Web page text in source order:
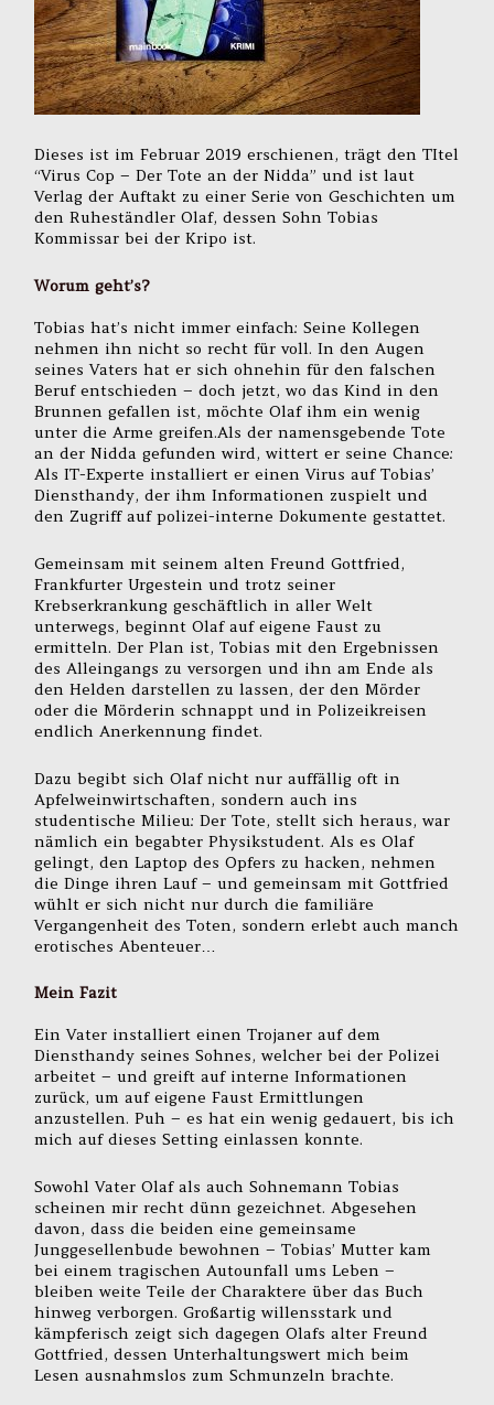
Dieses ist im Februar 2019 erschienen, trägt den TItel
“Virus Cop – Der Tote an der Nidda” und ist laut
Verlag der Auftakt zu einer Serie von Geschichten um
den Ruheständler Olaf, dessen Sohn Tobias
Kommissar bei der Kripo ist.
Worum geht’s?
Tobias hat’s nicht immer einfach: Seine Kollegen
nehmen ihn nicht so recht für voll. In den Augen
seines Vaters hat er sich ohnehin für den falschen
Beruf entschieden – doch jetzt, wo das Kind in den
Brunnen gefallen ist, möchte Olaf ihm ein wenig
unter die Arme greifen.Als der namensgebende Tote
an der Nidda gefunden wird, wittert er seine Chance:
Als IT-Experte installiert er einen Virus auf Tobias’
Diensthandy, der ihm Informationen zuspielt und
den Zugriff auf polizei-interne Dokumente gestattet.
Gemeinsam mit seinem alten Freund Gottfried,
Frankfurter Urgestein und trotz seiner
Krebserkrankung geschäftlich in aller Welt
unterwegs, beginnt Olaf auf eigene Faust zu
ermitteln. Der Plan ist, Tobias mit den Ergebnissen
des Alleingangs zu versorgen und ihn am Ende als
den Helden darstellen zu lassen, der den Mörder
oder die Mörderin schnappt und in Polizeikreisen
endlich Anerkennung findet.
Dazu begibt sich Olaf nicht nur auffällig oft in
Apfelweinwirtschaften, sondern auch ins
studentische Milieu: Der Tote, stellt sich heraus, war
nämlich ein begabter Physikstudent. Als es Olaf
gelingt, den Laptop des Opfers zu hacken, nehmen
die Dinge ihren Lauf – und gemeinsam mit Gottfried
wühlt er sich nicht nur durch die familiäre
Vergangenheit des Toten, sondern erlebt auch manch
erotisches Abenteuer…
Mein Fazit
Ein Vater installiert einen Trojaner auf dem
Diensthandy seines Sohnes, welcher bei der Polizei
arbeitet – und greift auf interne Informationen
zurück, um auf eigene Faust Ermittlungen
anzustellen. Puh – es hat ein wenig gedauert, bis ich
mich auf dieses Setting einlassen konnte.
Sowohl Vater Olaf als auch Sohnemann Tobias
scheinen mir recht dünn gezeichnet. Abgesehen
davon, dass die beiden eine gemeinsame
Junggesellenbude bewohnen – Tobias’ Mutter kam
bei einem tragischen Autounfall ums Leben –
bleiben weite Teile der Charaktere über das Buch
hinweg verborgen. Großartig willensstark und
kämpferisch zeigt sich dagegen Olafs alter Freund
Gottfried, dessen Unterhaltungswert mich beim
Lesen ausnahmslos zum Schmunzeln brachte.